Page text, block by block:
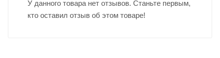
У данного товара нет отзывов. Станьте первым,
кто оставил отзыв об этом товаре!